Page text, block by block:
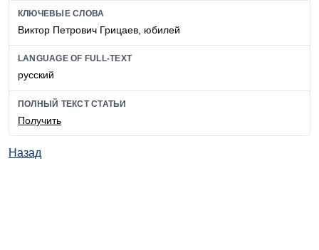
КЛЮЧЕВЫЕ СЛОВА
Виктор Петрович Грицаев, юбилей
LANGUAGE OF FULL-TEXT
русский
ПОЛНЫЙ ТЕКСТ СТАТЬИ
Получить
Назад